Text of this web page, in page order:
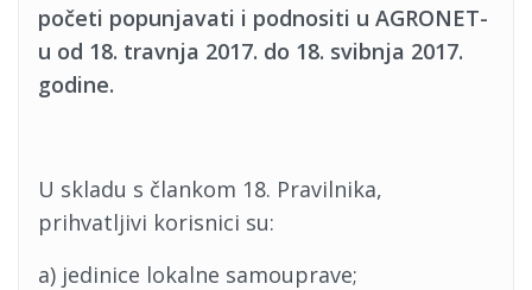
početi popunjavati i podnositi u AGRONET-
u od 18. travnja 2017. do 18. svibnja 2017.
godine.
U skladu s člankom 18. Pravilnika,
prihvatljivi korisnici su:
a) jedinice lokalne samouprave;